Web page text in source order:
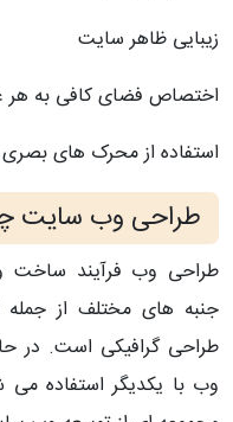
زیبایی ظاهر سایت
اختصاص فضای کافی به هر
استفاده از محرک های بصری
طراحی وب سایت
طراحی وب فرآیند
جنبه های مختلف از
طراحی گرافیکی است. در
وب با یکدیگر استفاده